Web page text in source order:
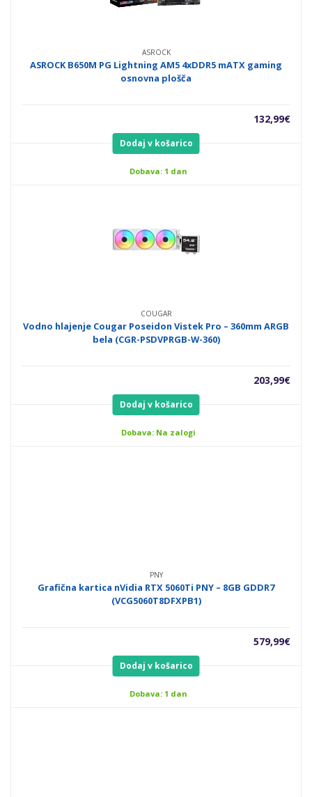
ASROCK
ASROCK B650M PG Lightning AM5 4xDDR5 mATX gaming
osnovna plošča
132,99€
Dodaj v košarico
Dobava: 1 dan
COUGAR
Vodno hlajenje Cougar Poseidon Vistek Pro – 360mm ARGB
bela (CGR-PSDVPRGB-W-360)
203,99€
Dodaj v košarico
Dobava: Na zalogi
PNY
Grafična kartica nVidia RTX 5060Ti PNY – 8GB GDDR7
(VCG5060T8DFXPB1)
579,99€
Dodaj v košarico
Dobava: 1 dan